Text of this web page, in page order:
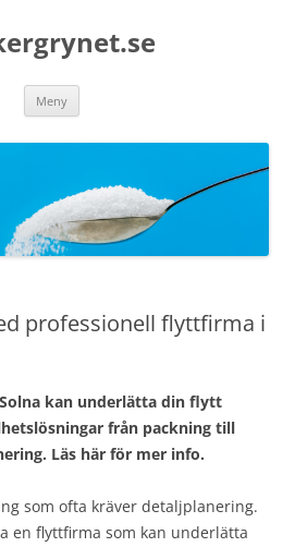
Meny Hoppa
innehåll
professionell flyttfirma i
kan underlätta din flytt
från packning till
Läs här för mer info.
som ofta kräver detaljplanering.
en flyttfirma som kan underlätta